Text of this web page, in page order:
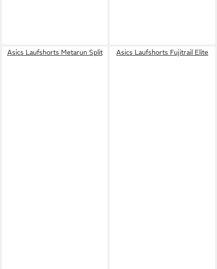
Asics Laufshorts Metarun Split Asics Laufshorts Fujitrail Elite